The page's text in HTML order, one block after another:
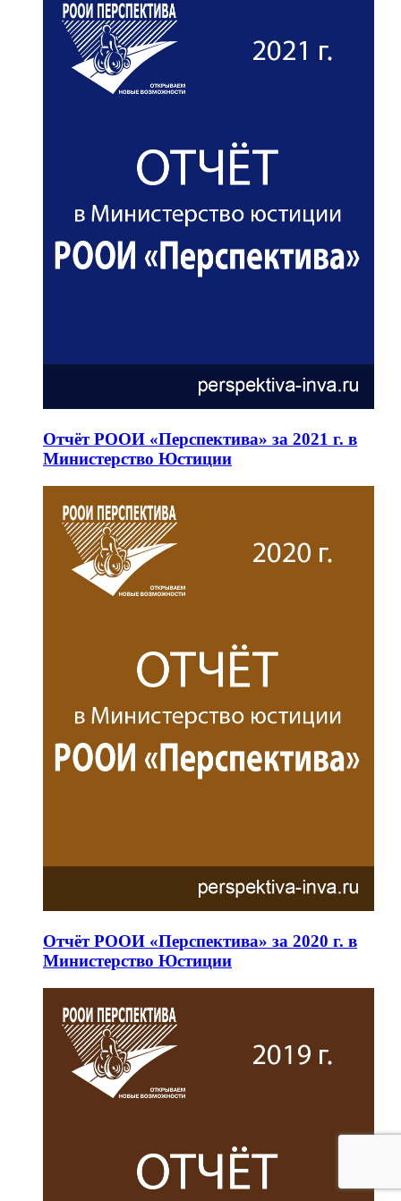
Отчёт РООИ «Перспектива» за 2021 г. в
Министерство Юстиции
Отчёт РООИ «Перспектива» за 2020 г. в
Министерство Юстиции